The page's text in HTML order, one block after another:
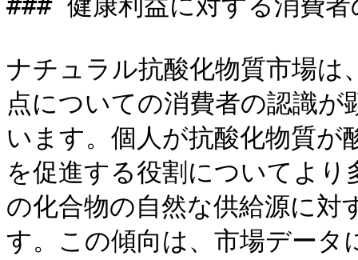
ナチュラル抗酸化物質市場は
点についての消費者の認識
います。個人が抗酸化物質が
を促進する役割についてよ
の化合物の自然な供給源に対
す。この傾向は、市場データ